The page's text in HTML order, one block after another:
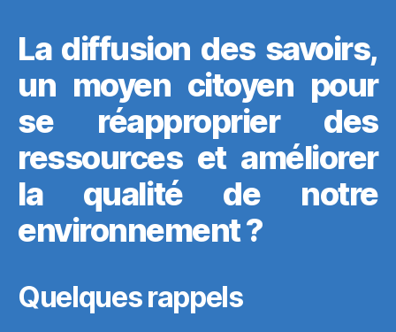
La diffusion des savoirs,
un moyen citoyen pour
se réapproprier des
ressources et améliorer
la qualité de notre
environnement ?
Quelques rappels